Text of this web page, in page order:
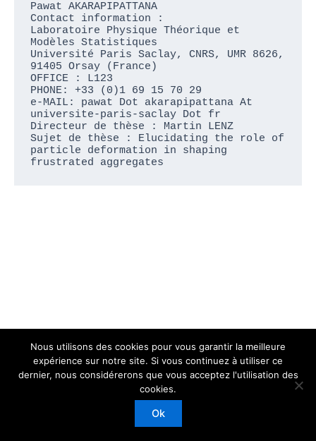
Pawat AKARAPIPATTANA
Contact information :
Laboratoire Physique Théorique et
Modèles Statistiques
Université Paris Saclay, CNRS, UMR 8626,
91405 Orsay (France)
OFFICE : L123
PHONE: +33 (0)1 69 15 70 29
e-MAIL: pawat Dot akarapipattana At
universite-paris-saclay Dot fr
Directeur de thèse : Martin LENZ
Sujet de thèse : Elucidating the role of
particle deformation in shaping
frustrated aggregates
Copyright © 2026 Laboratoire de Physique Théorique et
Modèles Statistiques
Nous utilisons des cookies pour vous garantir la meilleure
expérience sur notre site. Si vous continuez à utiliser ce
dernier, nous considérerons que vous acceptez l'utilisation des
cookies.
Ok